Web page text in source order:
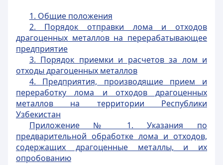
1. Общие положения
2. Порядок отправки лома и отходов
драгоценных металлов на перерабатывающее
предприятие
3. Порядок приемки и расчетов за лом и
отходы драгоценных металлов
4. Предприятия, производящие прием и
переработку лома и отходов драгоценных
металлов на территории Республики
Узбекистан
Приложение № 1. Указания по
предварительной обработке лома и отходов,
содержащих драгоценные металлы, и их
опробованию